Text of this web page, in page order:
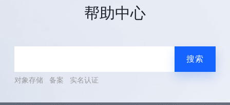
帮助中心
搜索
对象存储 备案 实名认证